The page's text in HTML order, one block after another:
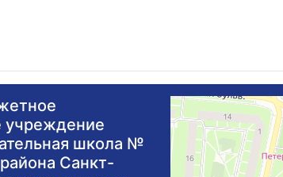
учреждение
школа №
Санкт-